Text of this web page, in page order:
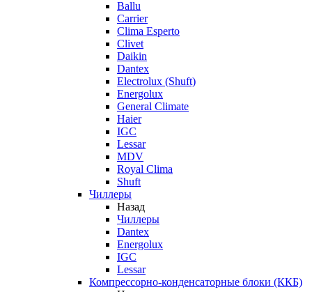
Ballu
Carrier
Clima Esperto
Clivet
Daikin
Dantex
Electrolux (Shuft)
Energolux
General Climate
Haier
IGC
Lessar
MDV
Royal Clima
Shuft
Чиллеры
Назад
Чиллеры
Dantex
Energolux
IGC
Lessar
Компрессорно-конденсаторные блоки (ККБ)